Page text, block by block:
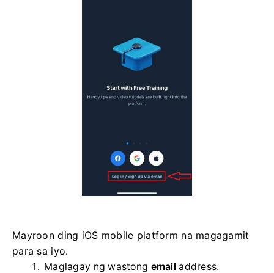
Mayroon ding iOS mobile platform na magagamit
para sa iyo.
Maglagay ng wastong email address.